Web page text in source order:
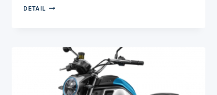
DETAIL 700CL-